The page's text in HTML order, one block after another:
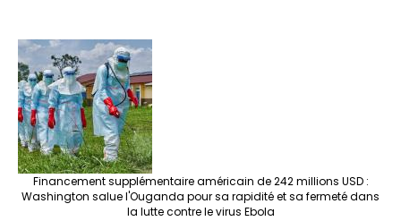
Financement supplémentaire américain de 242 millions USD :
Washington salue l'Ouganda pour sa rapidité et sa fermeté dans
la lutte contre le virus Ebola